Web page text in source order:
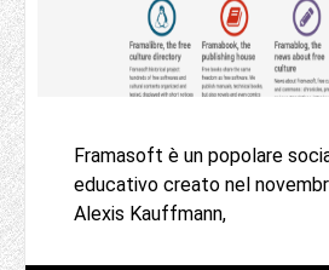
Framasoft è un popolare
educativo creato nel
Alexis Kauffmann,